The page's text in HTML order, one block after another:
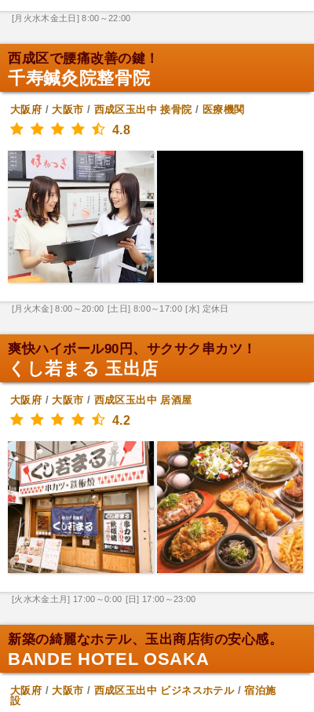
[月火水木金土日] 8:00～22:00
西成区で腰痛改善の鍵！
千寿鍼灸院整骨院
大阪府 /大阪市 / 西成区玉出中 接骨院 / 医療機関
4.8
[月火木金] 8:00～20:00 [土日] 8:00～17:00 [水] 定休日
爽快ハイボール90円、サクサク串カツ！
くし若まる 玉出店
大阪府 /大阪市 / 西成区玉出中 居酒屋
4.2
[火水木金土月] 17:00～0:00 [日] 17:00～23:00
新築の綺麗なホテル、玉出商店街の安心感。
BANDE HOTEL OSAKA
大阪府 /大阪市 / 西成区玉出中 ビジネスホテル/宿泊施
設